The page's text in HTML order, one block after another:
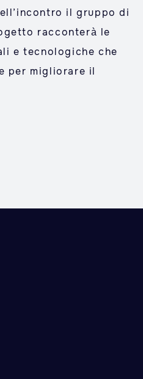
il gruppo di
racconterà le
e tecnologiche che
per migliorare il